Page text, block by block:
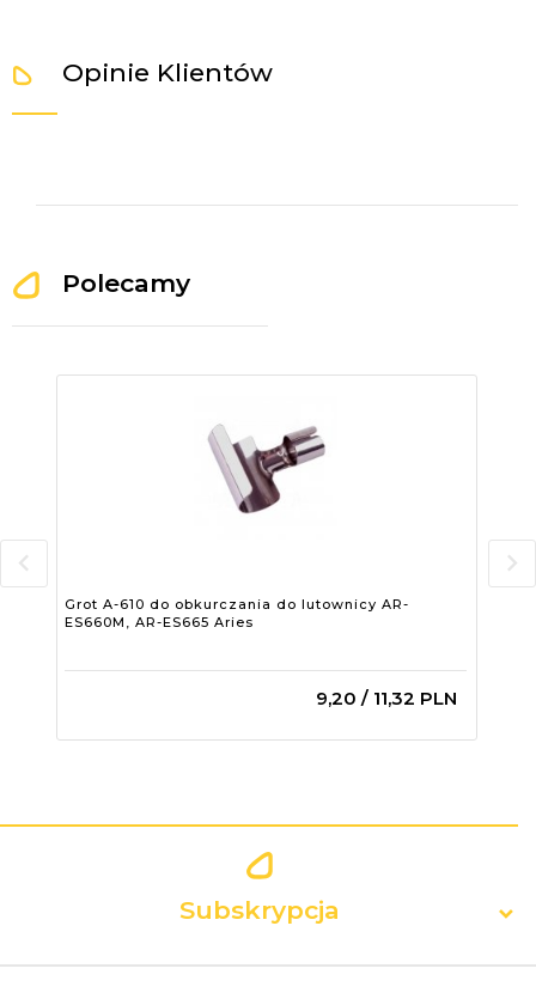
Opinie Klientów
Polecamy
Grot A-610 do obkurczania do lutownicy AR-
ES660M, AR-ES665 Aries
9,20 / 11,32 PLN
Subskrypcja